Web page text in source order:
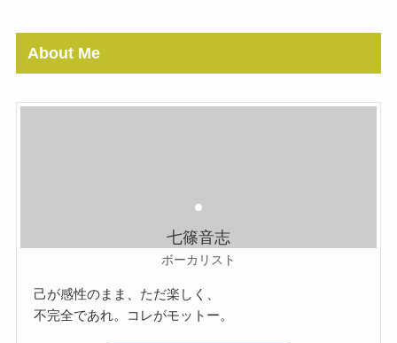
About Me
七篠音志
ボーカリスト
己が感性のまま、ただ楽しく、
不完全であれ。コレがモットー。